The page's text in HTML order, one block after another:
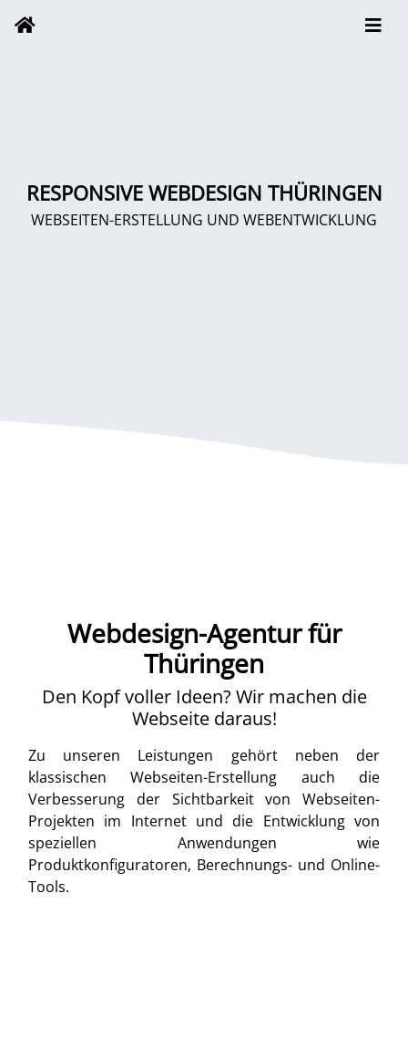
RESPONSIVE WEBDESIGN THÜRINGEN
WEBSEITEN-ERSTELLUNG UND WEBENTWICKLUNG
Webdesign-Agentur für
Thüringen
Den Kopf voller Ideen? Wir machen die
Webseite daraus!
Zu unseren Leistungen gehört neben der
klassischen Webseiten-Erstellung auch die
Verbesserung der Sichtbarkeit von Webseiten-
Projekten im Internet und die Entwicklung von
speziellen Anwendungen wie
Produktkonfiguratoren, Berechnungs- und Online-
Tools.